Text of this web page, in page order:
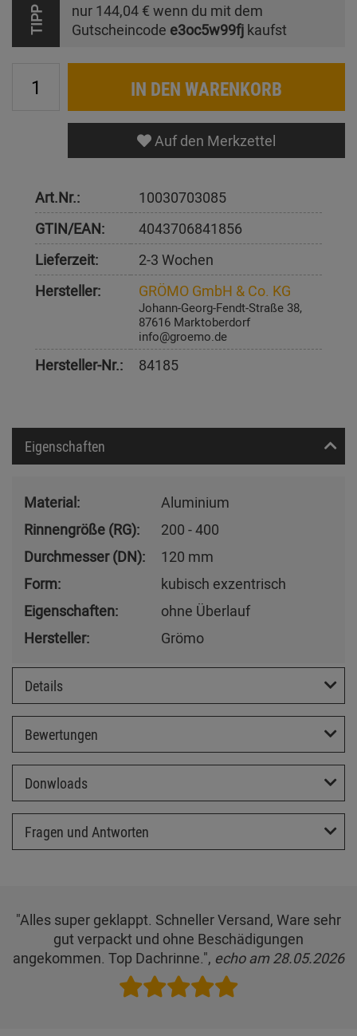
TIPP nur 144,04 € wenn du mit dem
Gutscheincode e3oc5w99fj kaufst
IN DEN WARENKORB
Auf den Merkzettel
Art.Nr.:
10030703085
GTIN/EAN:
4043706841856
Lieferzeit:
2-3 Wochen
Hersteller:
GRÖMO GmbH & Co. KG
Johann-Georg-Fendt-Straße 38,
87616 Marktoberdorf
info@groemo.de
Hersteller-Nr.: 84185
Eigenschaften
Material:
Aluminium
Rinnengröße (RG):
200 - 400
Durchmesser (DN):
120 mm
Form:
kubisch exzentrisch
Eigenschaften:
ohne Überlauf
Hersteller:
Grömo
Details
Bewertungen
Donwloads
Fragen und Antworten
"Alles super geklappt. Schneller Versand, Ware sehr
gut verpackt und ohne Beschädigungen
angekommen. Top Dachrinne.", echo am 28.05.2026